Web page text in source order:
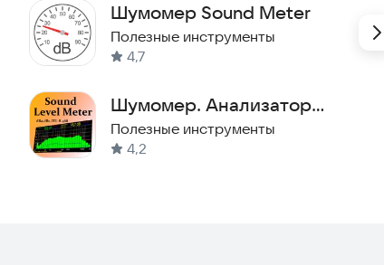
Шумомер Sound Meter
Полезные инструменты
4,7
Шумомер. Анализатор
звукового спектра.
Полезные инструменты
4,2